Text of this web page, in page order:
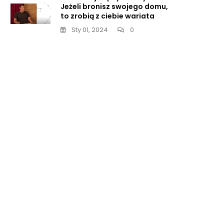
Jeżeli bronisz swojego domu,
to zrobią z ciebie wariata
Sty 01, 2024 0